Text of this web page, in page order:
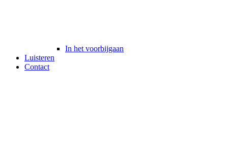
In het voorbijgaan
Luisteren
Contact